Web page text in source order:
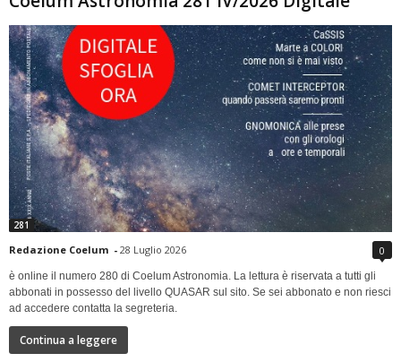
281
Redazione Coelum - 28 Luglio 2026 0
è online il numero 280 di Coelum Astronomia. La lettura è riservata a tutti gli
abbonati in possesso del livello QUASAR sul sito. Se sei abbonato e non riesci
ad accedere contatta la segreteria.
Continua a leggere